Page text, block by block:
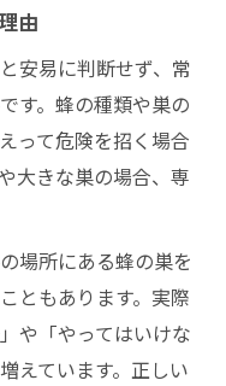
由
安易に判断せず、常
す。蜂の種類や巣の
って危険を招く場合
大きな巣の場合、専
場所にある蜂の巣を
ともあります。実際
や「やってはいけな
えています。正しい